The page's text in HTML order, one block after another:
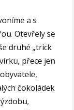
a s
Otevřely se
druhé „trick
přece jen
čokoládek